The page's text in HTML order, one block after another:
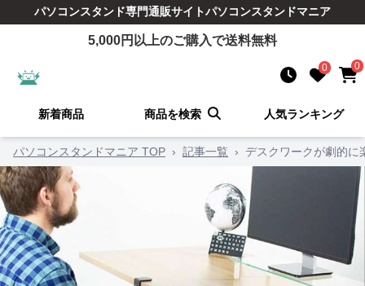
パソコンスタンド専門通販サイトパソコンスタンドマニア
5,000円以上のご購入で送料無料
0 0
新着商品 商品を検索 人気ランキング
パソコンスタンドマニア TOP › 記事一覧 › デスクワークが劇的に